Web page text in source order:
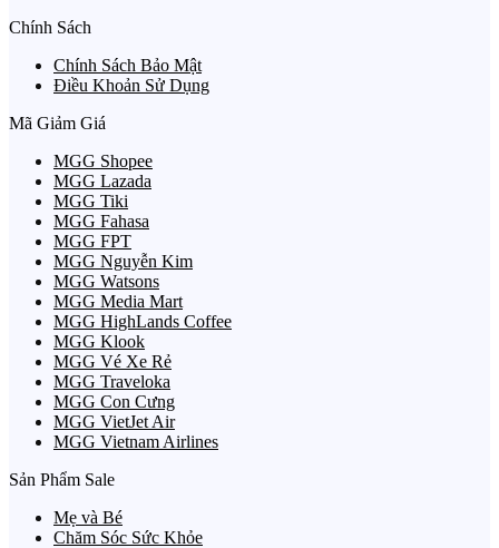
Chính Sách
Chính Sách Bảo Mật
Điều Khoản Sử Dụng
Mã Giảm Giá
MGG Shopee
MGG Lazada
MGG Tiki
MGG Fahasa
MGG FPT
MGG Nguyễn Kim
MGG Watsons
MGG Media Mart
MGG HighLands Coffee
MGG Klook
MGG Vé Xe Rẻ
MGG Traveloka
MGG Con Cưng
MGG VietJet Air
MGG Vietnam Airlines
Sản Phẩm Sale
Mẹ và Bé
Chăm Sóc Sức Khỏe